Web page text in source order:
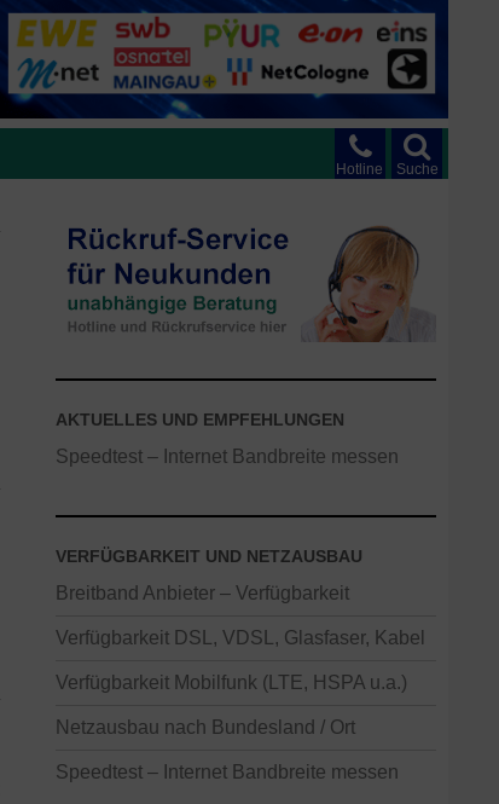
Suche
Hotline
AKTUELLES UND EMPFEHLUNGEN
Speedtest – Internet Bandbreite messen
VERFÜGBARKEIT UND NETZAUSBAU
Breitband Anbieter – Verfügbarkeit
Verfügbarkeit DSL, VDSL, Glasfaser, Kabel
Verfügbarkeit Mobilfunk (LTE, HSPA u.a.)
Netzausbau nach Bundesland / Ort
Speedtest – Internet Bandbreite messen